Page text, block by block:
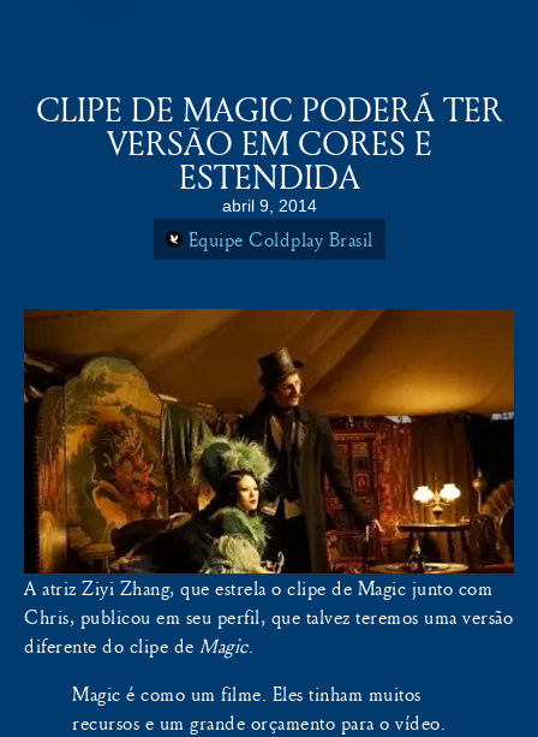
CLIPE DE MAGIC PODERÁ TER
VERSÃO EM CORES E
ESTENDIDA
abril 9, 2014
Equipe Coldplay Brasil
A atriz Ziyi Zhang, que estrela o clipe de Magic junto com
Chris, publicou em seu perfil, que talvez teremos uma versão
diferente do clipe de Magic.
Magic é como um filme. Eles tinham muitos
recursos e um grande orçamento para o vídeo.